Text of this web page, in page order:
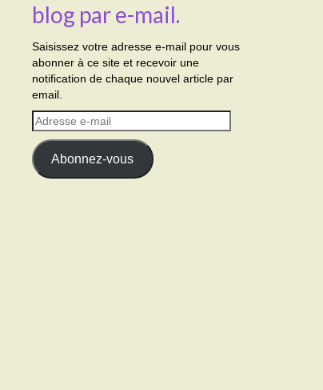
blog par e-mail.
Saisissez votre adresse e-mail pour vous
abonner à ce site et recevoir une
notification de chaque nouvel article par
email.
Adresse
e-
mail
Abonnez-vous